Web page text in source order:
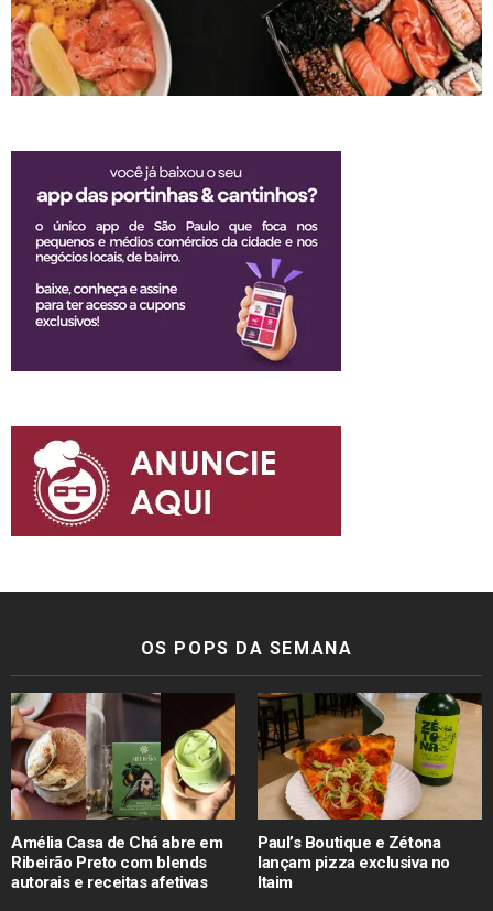
OS POPS DA SEMANA
Amélia Casa de Chá abre em
Ribeirão Preto com blends
autorais e receitas afetivas
Paul’s Boutique e Zétona
lançam pizza exclusiva no
Itaim